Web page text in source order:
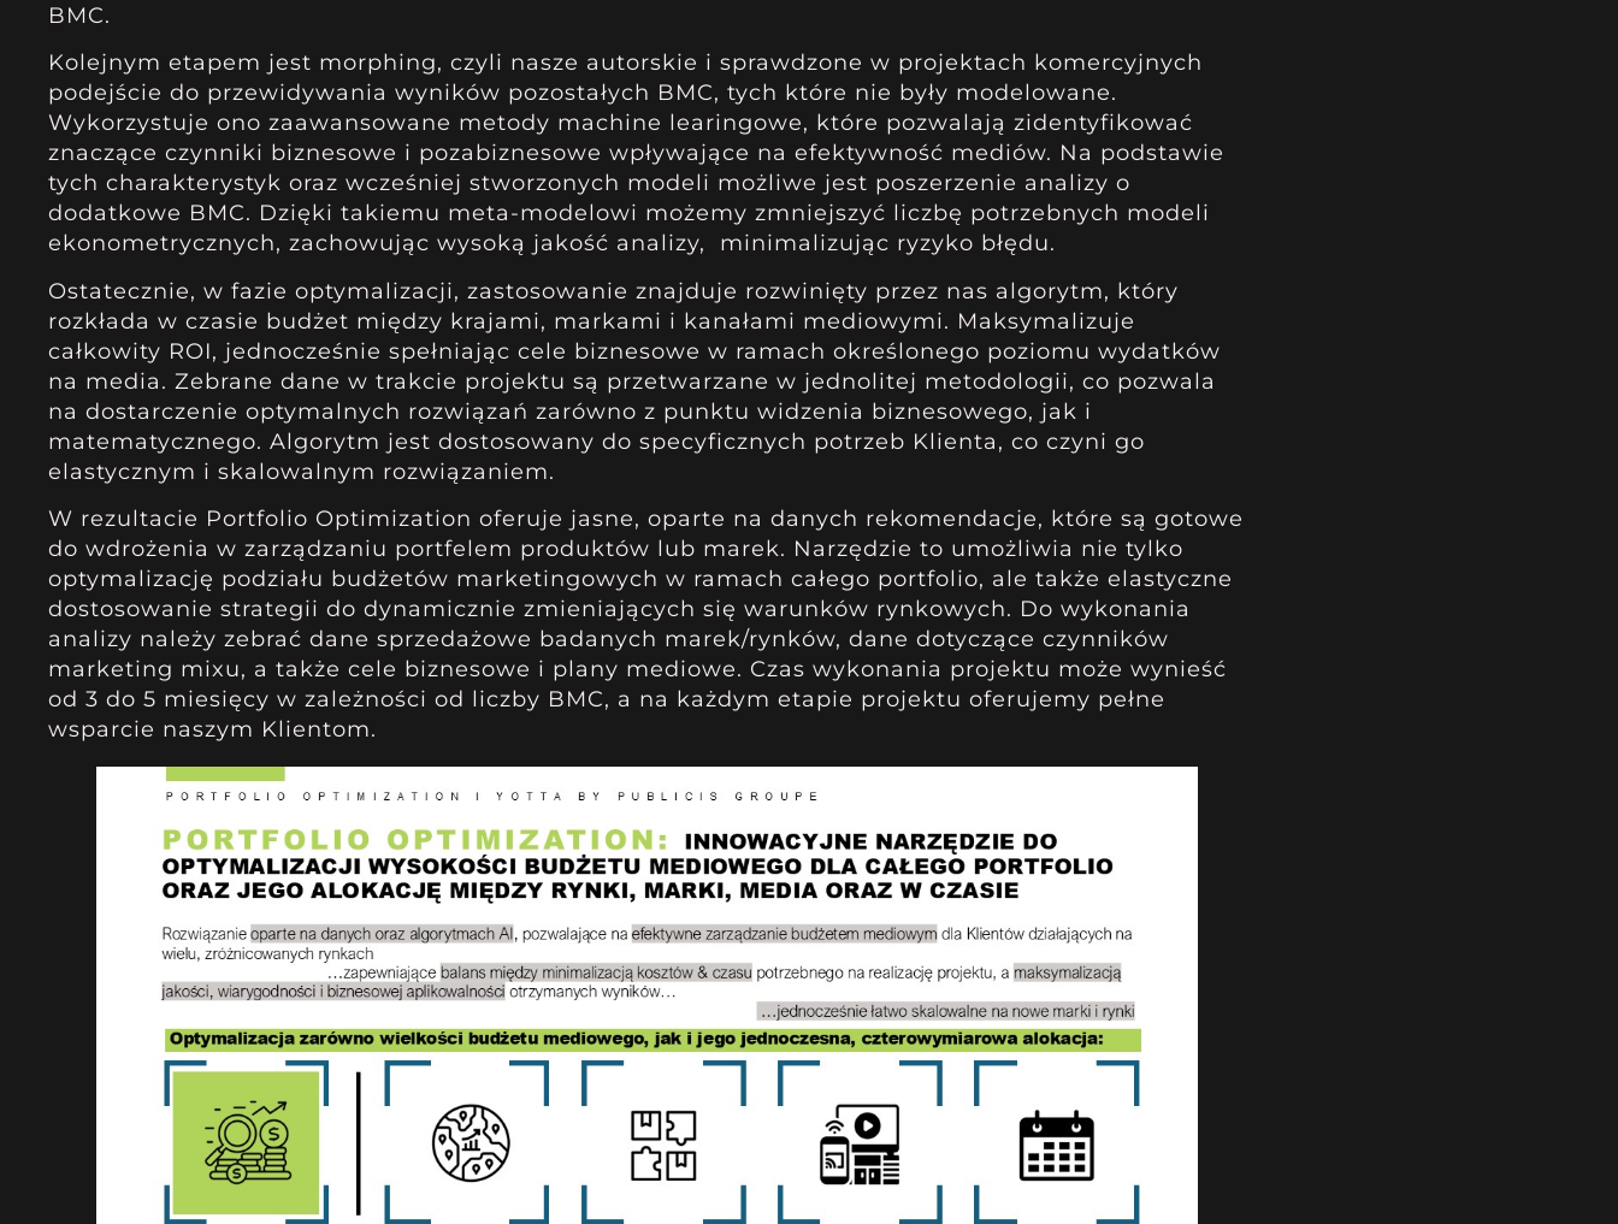
BMC.
Kolejnym etapem jest morphing, czyli nasze autorskie i sprawdzone w projektach komercyjnych
podejście do przewidywania wyników pozostałych BMC, tych które nie były modelowane.
Wykorzystuje ono zaawansowane metody machine learingowe, które pozwalają zidentyfikować
znaczące czynniki biznesowe i pozabiznesowe wpływające na efektywność mediów. Na podstawie
tych charakterystyk oraz wcześniej stworzonych modeli możliwe jest poszerzenie analizy o
dodatkowe BMC. Dzięki takiemu meta-modelowi możemy zmniejszyć liczbę potrzebnych modeli
ekonometrycznych, zachowując wysoką jakość analizy, minimalizując ryzyko błędu.
Ostatecznie, w fazie optymalizacji, zastosowanie znajduje rozwinięty przez nas algorytm, który
rozkłada w czasie budżet między krajami, markami i kanałami mediowymi. Maksymalizuje
całkowity ROI, jednocześnie spełniając cele biznesowe w ramach określonego poziomu wydatków
na media. Zebrane dane w trakcie projektu są przetwarzane w jednolitej metodologii, co pozwala
na dostarczenie optymalnych rozwiązań zarówno z punktu widzenia biznesowego, jak i
matematycznego. Algorytm jest dostosowany do specyficznych potrzeb Klienta, co czyni go
elastycznym i skalowalnym rozwiązaniem.
W rezultacie Portfolio Optimization oferuje jasne, oparte na danych rekomendacje, które są gotowe
do wdrożenia w zarządzaniu portfelem produktów lub marek. Narzędzie to umożliwia nie tylko
optymalizację podziału budżetów marketingowych w ramach całego portfolio, ale także elastyczne
dostosowanie strategii do dynamicznie zmieniających się warunków rynkowych. Do wykonania
analizy należy zebrać dane sprzedażowe badanych marek/rynków, dane dotyczące czynników
marketing mixu, a także cele biznesowe i plany mediowe. Czas wykonania projektu może wynieść
od 3 do 5 miesięcy w zależności od liczby BMC, a na każdym etapie projektu oferujemy pełne
wsparcie naszym Klientom.